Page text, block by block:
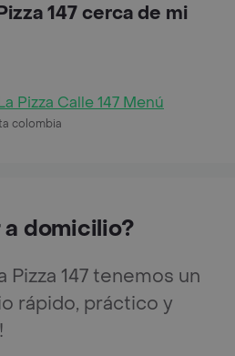
147 cerca de mi
Pizza Calle 147 Menú
colombia
domicilio?
Pizza 147 tenemos un
rápido, práctico y